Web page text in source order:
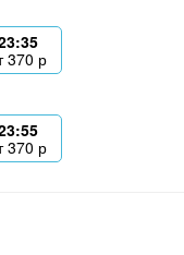
370 р
370 р